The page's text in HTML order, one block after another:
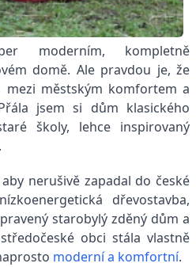
moderním, kompletně
domě. Ale pravdou je, že
mezi městským komfortem a
jsem si dům klasického
školy, lehce inspirovaný
nerušivě zapadal do české
dřevostavba,
starobylý zděný dům a
obci stála vlastně
moderní a komfortní.